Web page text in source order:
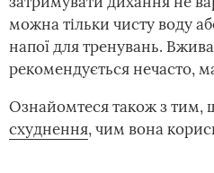
можна тільки чисту воду
напої для тренувань.
рекомендується нечасто,
Ознайомтеся також з тим,
схуднення, чим вона